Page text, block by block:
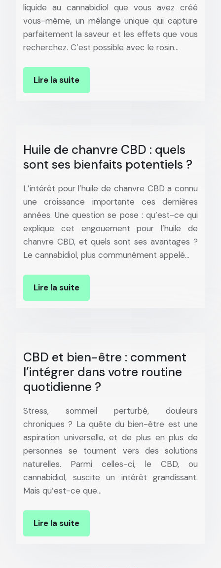
liquide au cannabidiol que vous avez créé
vous-même, un mélange unique qui capture
parfaitement la saveur et les effets que vous
recherchez. C’est possible avec le rosin…
Lire la suite
Huile de chanvre CBD : quels
sont ses bienfaits potentiels ?
L’intérêt pour l’huile de chanvre CBD a connu
une croissance importante ces dernières
années. Une question se pose : qu’est-ce qui
explique cet engouement pour l’huile de
chanvre CBD, et quels sont ses avantages ?
Le cannabidiol, plus communément appelé…
Lire la suite
CBD et bien-être : comment
l’intégrer dans votre routine
quotidienne ?
Stress, sommeil perturbé, douleurs
chroniques ? La quête du bien-être est une
aspiration universelle, et de plus en plus de
personnes se tournent vers des solutions
naturelles. Parmi celles-ci, le CBD, ou
cannabidiol, suscite un intérêt grandissant.
Mais qu’est-ce que…
Lire la suite